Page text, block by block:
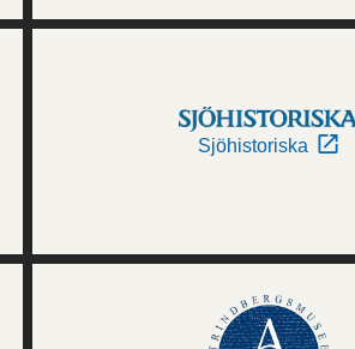
Sjöhistoriska